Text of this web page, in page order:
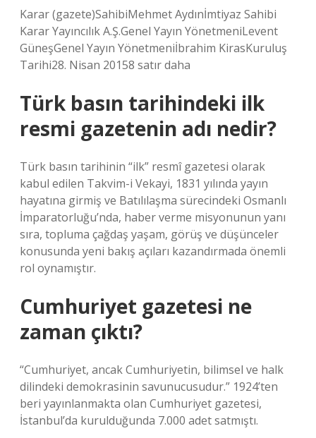
Karar (gazete)SahibiMehmet Aydınİmtiyaz Sahibi
Karar Yayıncılık A.Ş.Genel Yayın YönetmeniLevent
GüneşGenel Yayın Yönetmeniİbrahim KirasKuruluş
Tarihi28. Nisan 20158 satır daha
Türk basın tarihindeki ilk
resmi gazetenin adı nedir?
Türk basın tarihinin “ilk” resmî gazetesi olarak
kabul edilen Takvim-i Vekayi, 1831 yılında yayın
hayatına girmiş ve Batılılaşma sürecindeki Osmanlı
İmparatorluğu’nda, haber verme misyonunun yanı
sıra, topluma çağdaş yaşam, görüş ve düşünceler
konusunda yeni bakış açıları kazandırmada önemli
rol oynamıştır.
Cumhuriyet gazetesi ne
zaman çıktı?
“Cumhuriyet, ancak Cumhuriyetin, bilimsel ve halk
dilindeki demokrasinin savunucusudur.” 1924’ten
beri yayınlanmakta olan Cumhuriyet gazetesi,
İstanbul’da kurulduğunda 7.000 adet satmıştı.